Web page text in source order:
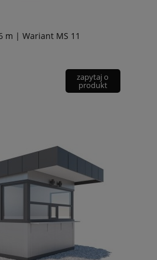
m | Wariant MS 11
zapytaj o
produkt